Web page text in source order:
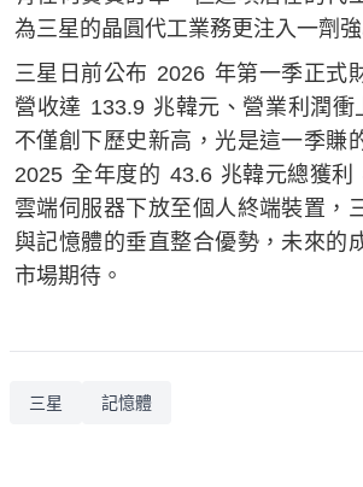
為三星的晶圓代工業務更注入一劑強
三星日前公布 2026 年第一季正式
營收達 133.9 兆韓元、營業利潤衝
不僅創下歷史新高，光是這一季賺
2025 全年度的 43.6 兆韓元總獲利
雲端伺服器下放至個人終端裝置，
與記憶體的垂直整合優勢，未來的
市場期待。
三星 記憶體